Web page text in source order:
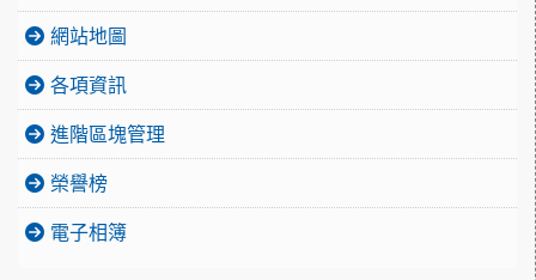
網站地圖
各項資訊
進階區塊管理
榮譽榜
電子相簿